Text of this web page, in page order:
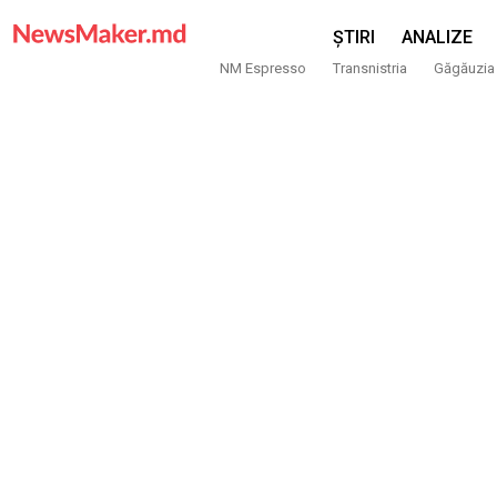
ȘTIRI ANALIZE
NM Espresso Transnistria Găgăuzia